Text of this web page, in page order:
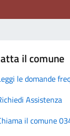
il comune
le domande
Assistenza
il comune